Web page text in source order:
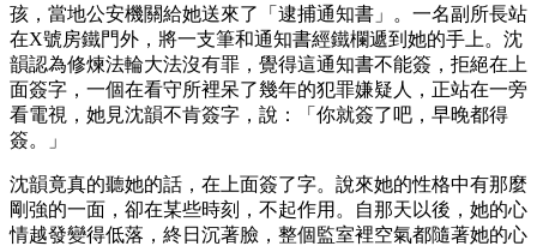
孩，當地公安機關給她送來了「逮捕通知書」。一名副所長站
在X號房鐵門外，將一支筆和通知書經鐵欄遞到她的手上。沈
韻認為修煉法輪大法沒有罪，覺得這通知書不能簽，拒絕在上
面簽字，一個在看守所裡呆了幾年的犯罪嫌疑人，正站在一旁
看電視，她見沈韻不肯簽字，說：「你就簽了吧，早晚都得
簽。」
沈韻竟真的聽她的話，在上面簽了字。說來她的性格中有那麼
剛強的一面，卻在某些時刻，不起作用。自那天以後，她的心
情越發變得低落，終日沉著臉，整個監室裡空氣都隨著她的心